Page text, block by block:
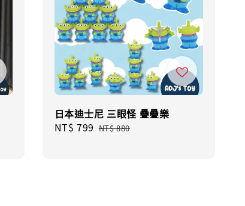
日本迪士尼 三眼怪 疊疊樂
Sale
NT$ 799 Regular
NT$ 880